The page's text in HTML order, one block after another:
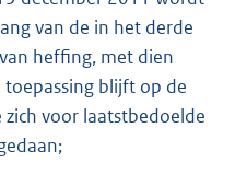
van de in het derde
heffing, met dien
blijft op de
voor laatstbedoelde